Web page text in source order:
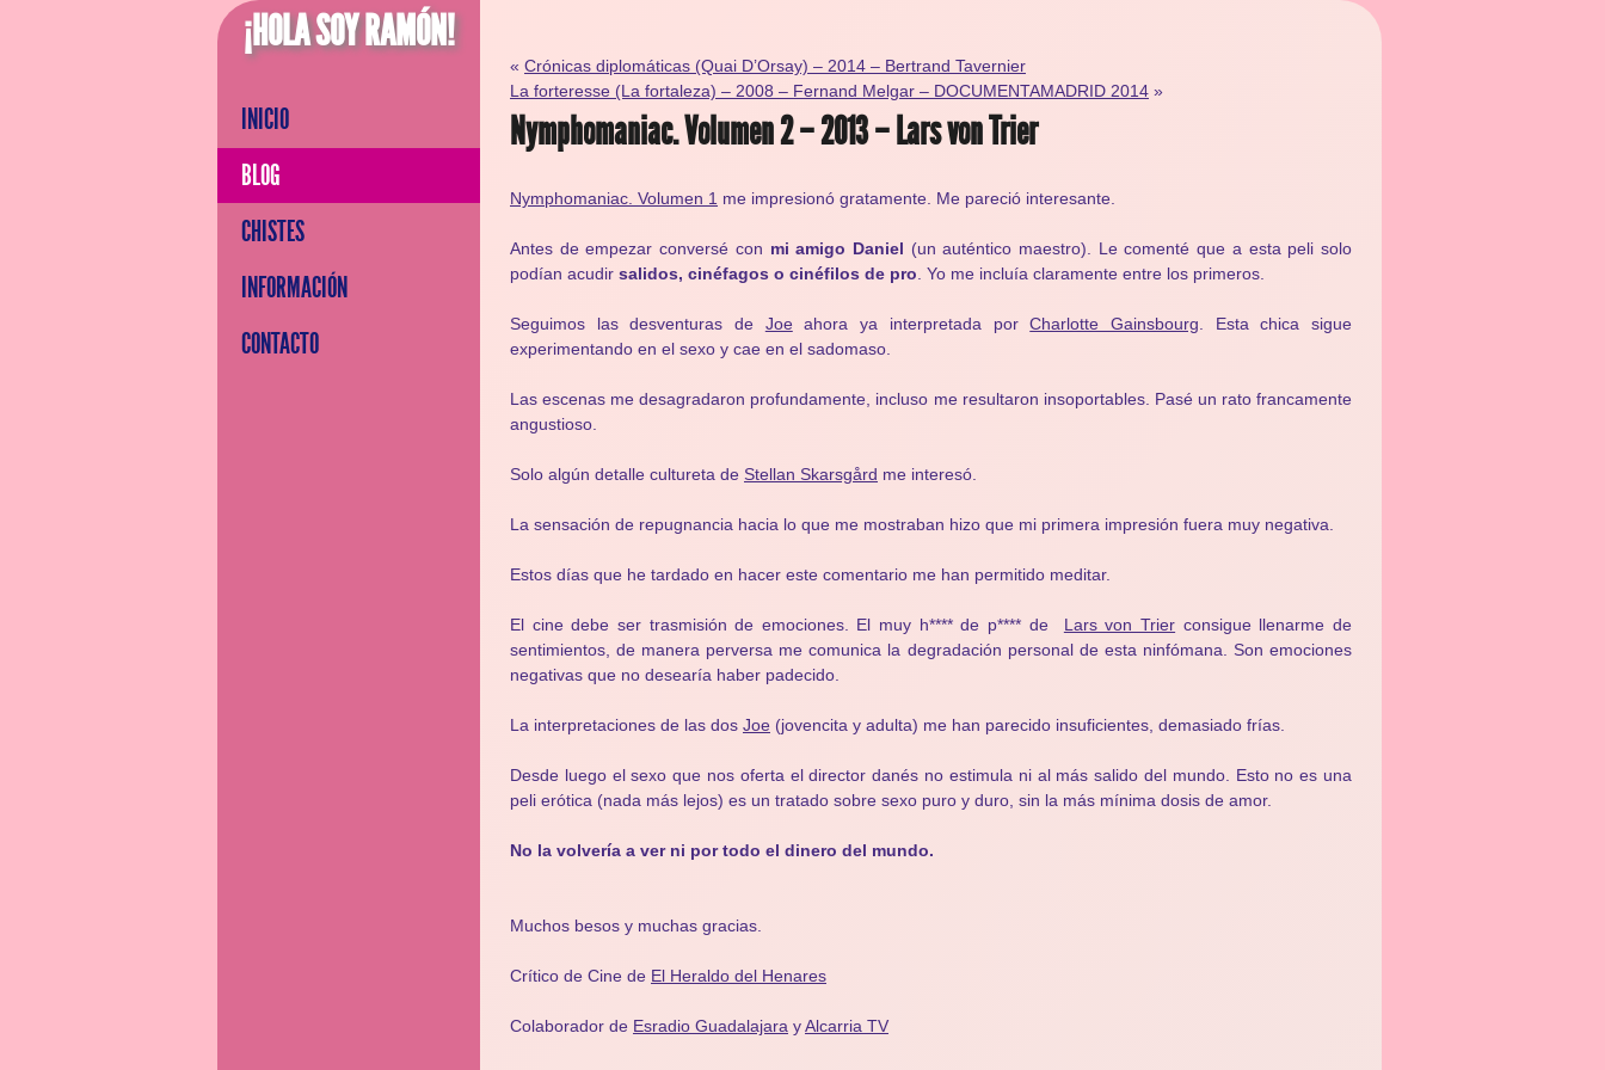
¡HOLA SOY RAMÓN!
INICIO
BLOG
CHISTES
INFORMACIÓN
CONTACTO
« Crónicas diplomáticas (Quai D’Orsay) – 2014 – Bertrand Tavernier
La forteresse (La fortaleza) – 2008 – Fernand Melgar – DOCUMENTAMADRID 2014 »
Nymphomaniac. Volumen 2 – 2013 – Lars von Trier
Nymphomaniac. Volumen 1 me impresionó gratamente. Me pareció interesante.
Antes de empezar conversé con mi amigo Daniel (un auténtico maestro). Le comenté que a esta peli solo
podían acudir salidos, cinéfagos o cinéfilos de pro . Yo me incluía claramente entre los primeros.
Seguimos las desventuras de Joe ahora ya interpretada porCharlotte Gainsbourg . Esta chica sigue
experimentando en el sexo y cae en el sadomaso.
Las escenas me desagradaron profundamente, incluso me resultaron insoportables. Pasé un rato francamente
angustioso.
Solo algún detalle cultureta de Stellan Skarsgård me interesó.
La sensación de repugnancia hacia lo que me mostraban hizo que mi primera impresión fuera muy negativa.
Estos días que he tardado en hacer este comentario me han permitido meditar.
El cine debe ser trasmisión de emociones. El muy h**** de p**** de Lars von Trier consigue llenarme de
sentimientos, de manera perversa me comunica la degradación personal de esta ninfómana. Son emociones
negativas que no desearía haber padecido.
La interpretaciones de las dos Joe (jovencita y adulta) me han parecido insuficientes, demasiado frías.
Desde luego el sexo que nos oferta el director danés no estimula ni al más salido del mundo. Esto no es una
peli erótica (nada más lejos) es un tratado sobre sexo puro y duro, sin la más mínima dosis de amor.
No la volvería a ver ni por todo el dinero del mundo.
Muchos besos y muchas gracias.
Crítico de Cine de El Heraldo del Henares
Colaborador de Esradio Guadalajara yAlcarria TV